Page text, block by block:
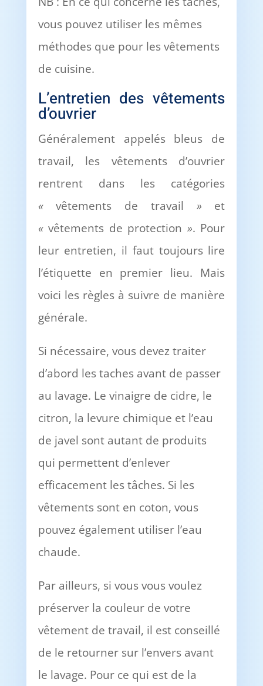
vous pouvez utiliser les mêmes
méthodes que pour les vêtements
de cuisine.
L’entretien des vêtements
d’ouvrier
Généralement appelés bleus de
travail, les vêtements d’ouvrier
rentrent dans les catégories
«vêtements de travail » et
«vêtements de protection ». Pour
leur entretien, il faut toujours lire
l’étiquette en premier lieu. Mais
voici les règles à suivre de manière
générale.
Si nécessaire, vous devez traiter
d’abord les taches avant de passer
au lavage. Le vinaigre de cidre, le
citron, la levure chimique et l’eau
de javel sont autant de produits
qui permettent d’enlever
efficacement les tâches. Si les
vêtements sont en coton, vous
pouvez également utiliser l’eau
chaude.
Par ailleurs, si vous vous voulez
préserver la couleur de votre
vêtement de travail, il est conseillé
de le retourner sur l’envers avant
le lavage. Pour ce qui est de la